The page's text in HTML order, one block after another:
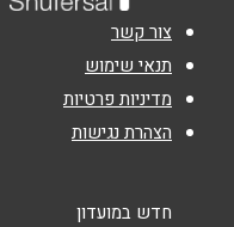
נושא*
אנא חזרו אלי בקשר ל...
צור קשר
תנאי שימוש
מדיניות פרטיות
הצהרת נגישות
חדש במועדון